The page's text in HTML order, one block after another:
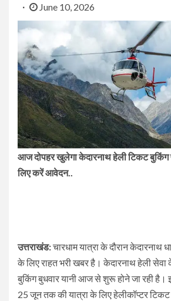
June 10, 2026
आज दोपहर खुलेगा केदारनाथ हेली टिकट बुकिंग
लिए करें आवेदन..
उत्तराखंड:चारधाम यात्रा के दौरान केदारनाथ
के लिए राहत भरी खबर है। केदारनाथ हेली
बुकिंग बुधवार यानी आज से शुरू होने जा रही
25 जून तक की यात्रा के लिए हेलीकॉप्टर